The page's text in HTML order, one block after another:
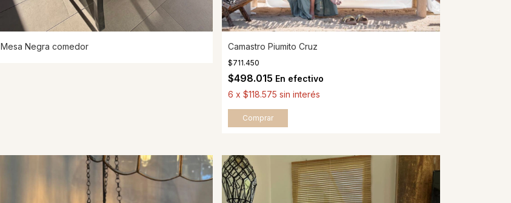
Mesa Negra comedor Camastro Piumito Cruz
$711.450
$498.015 En efectivo
6 x $118.575 sin interés
Comprar